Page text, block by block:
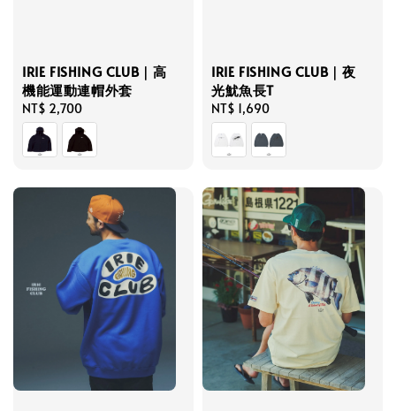
IRIE FISHING CLUB｜高
機能運動連帽外套
Regular
price
NT$ 2,700
IRIE FISHING CLUB｜夜
光魷魚長T
Regular
price
NT$ 1,690